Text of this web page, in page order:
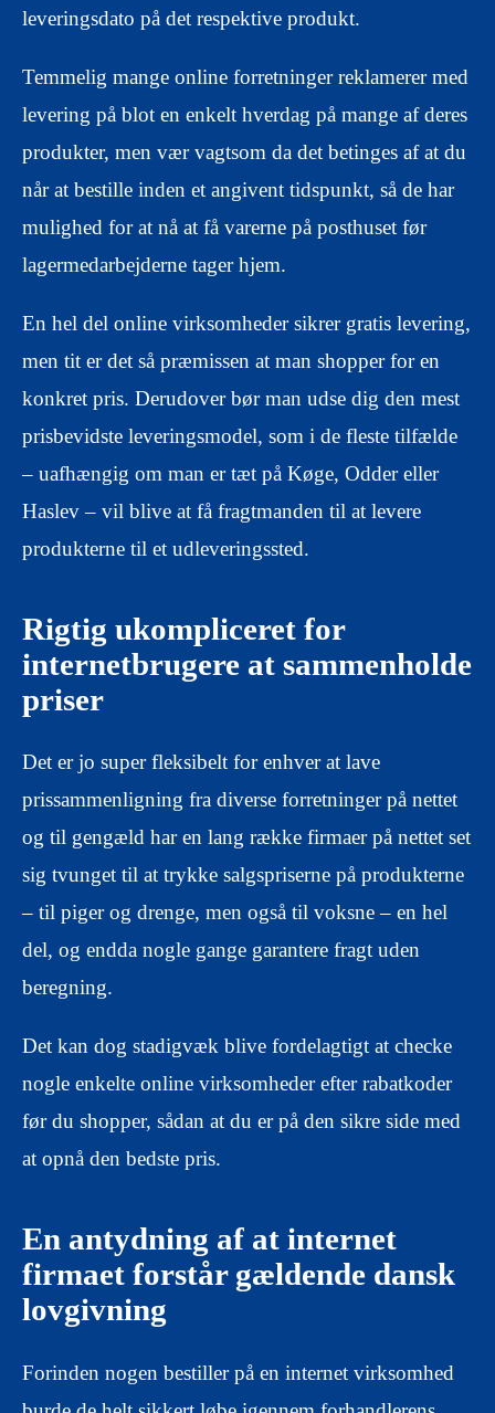
leveringsdato på det respektive produkt.
Temmelig mange online forretninger reklamerer med
levering på blot en enkelt hverdag på mange af deres
produkter, men vær vagtsom da det betinges af at du
når at bestille inden et angivent tidspunkt, så de har
mulighed for at nå at få varerne på posthuset før
lagermedarbejderne tager hjem.
En hel del online virksomheder sikrer gratis levering,
men tit er det så præmissen at man shopper for en
konkret pris. Derudover bør man udse dig den mest
prisbevidste leveringsmodel, som i de fleste tilfælde
– uafhængig om man er tæt på Køge, Odder eller
Haslev – vil blive at få fragtmanden til at levere
produkterne til et udleveringssted.
Rigtig ukompliceret for
internetbrugere at sammenholde
priser
Det er jo super fleksibelt for enhver at lave
prissammenligning fra diverse forretninger på nettet
og til gengæld har en lang række firmaer på nettet set
sig tvunget til at trykke salgspriserne på produkterne
– til piger og drenge, men også til voksne – en hel
del, og endda nogle gange garantere fragt uden
beregning.
Det kan dog stadigvæk blive fordelagtigt at checke
nogle enkelte online virksomheder efter rabatkoder
før du shopper, sådan at du er på den sikre side med
at opnå den bedste pris.
En antydning af at internet
firmaet forstår gældende dansk
lovgivning
Forinden nogen bestiller på en internet virksomhed